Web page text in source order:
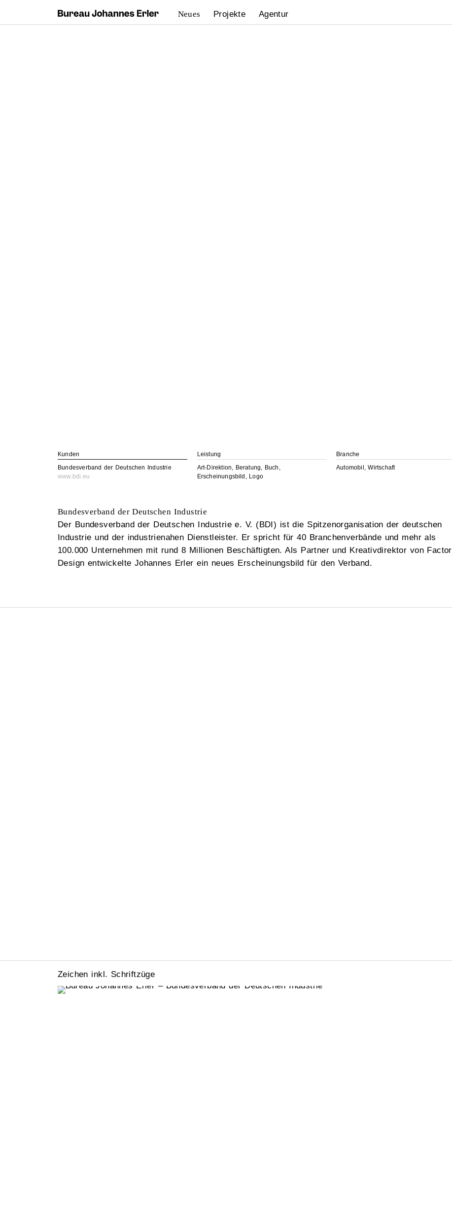
Neues Projekte Agentur
Kunden
Bundesverband der Deutschen Industrie
www.bdi.eu
Leistung
Art-Direktion, Beratung, Buch,
Erscheinungsbild, Logo
Branche
Automobil, Wirtschaft
Bundesverband der Deutschen Industrie
Der Bundesverband der Deutschen Industrie e. V. (BDI) ist die Spitzenorganisation der deutschen
Industrie und der industrienahen Dienstleister. Er spricht für 40 Branchenverbände und mehr als
100.000 Unternehmen mit rund 8 Millionen Beschäftigten. Als Partner und Kreativdirektor von Factor
Design entwickelte Johannes Erler ein neues Erscheinungsbild für den Verband.
Zeichen inkl. Schriftzüge